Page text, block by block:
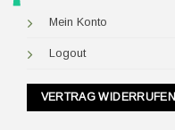
Mein Konto
Logout
VERTRAG WIDERRUFEN